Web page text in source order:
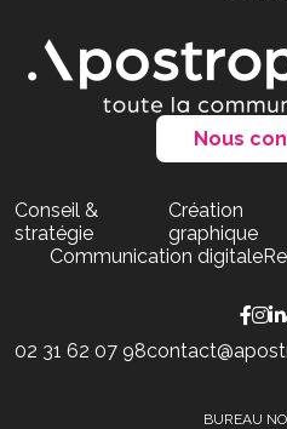
Nous
Conseil &
stratégie
Création
graphique
Communication digitale
02 31 62 07 98
BUREAU